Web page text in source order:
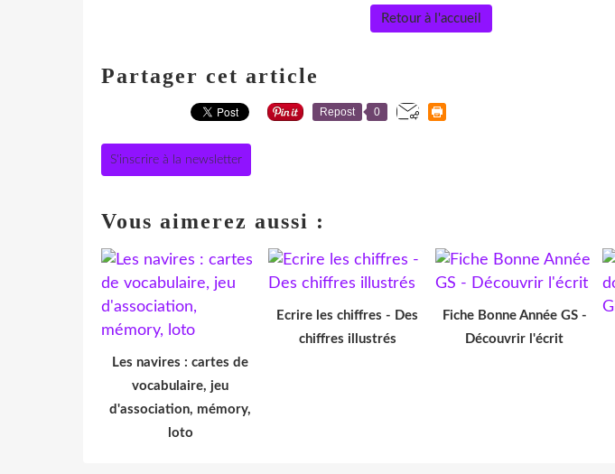
Retour à l'accueil
Partager cet article
Repost 0
S'inscrire à la newsletter
Vous aimerez aussi :
Les navires : cartes de
vocabulaire, jeu
d'association, mémory,
loto
Ecrire les chiffres - Des
chiffres illustrés
Fiche Bonne Année GS -
Découvrir l'écrit